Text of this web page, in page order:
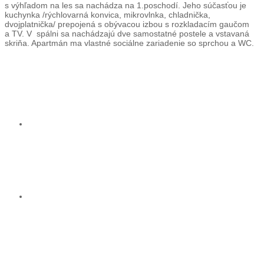
s výhľadom na les sa nachádza na 1.poschodí. Jeho súčasťou je
kuchynka /rýchlovarná konvica, mikrovlnka, chladnička,
dvojplatnička/ prepojená s obývacou izbou s rozkladacím gaučom
a TV. V spálni sa nachádzajú dve samostatné postele a vstavaná
skriňa. Apartmán ma vlastné sociálne zariadenie so sprchou a WC.